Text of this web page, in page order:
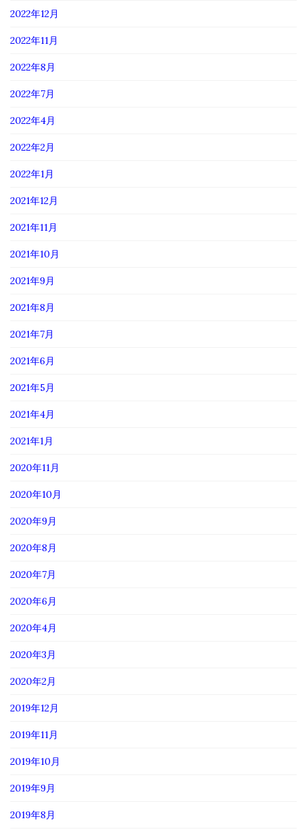
2022年12月
2022年11月
2022年8月
2022年7月
2022年4月
2022年2月
2022年1月
2021年12月
2021年11月
2021年10月
2021年9月
2021年8月
2021年7月
2021年6月
2021年5月
2021年4月
2021年1月
2020年11月
2020年10月
2020年9月
2020年8月
2020年7月
2020年6月
2020年4月
2020年3月
2020年2月
2019年12月
2019年11月
2019年10月
2019年9月
2019年8月